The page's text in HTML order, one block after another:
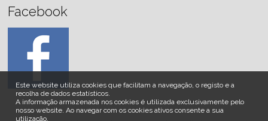
Este website utiliza cookies que facilitam a navegação, o registo e a
recolha de dados estatísticos.
A informação armazenada nos cookies é utilizada exclusivamente pelo
nosso website.Ao navegar com os cookies ativos consente a sua
utilização.
Facebook